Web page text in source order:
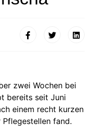
zwei Wochen bei
bereits seit Juni
einem recht kurzen
fand.